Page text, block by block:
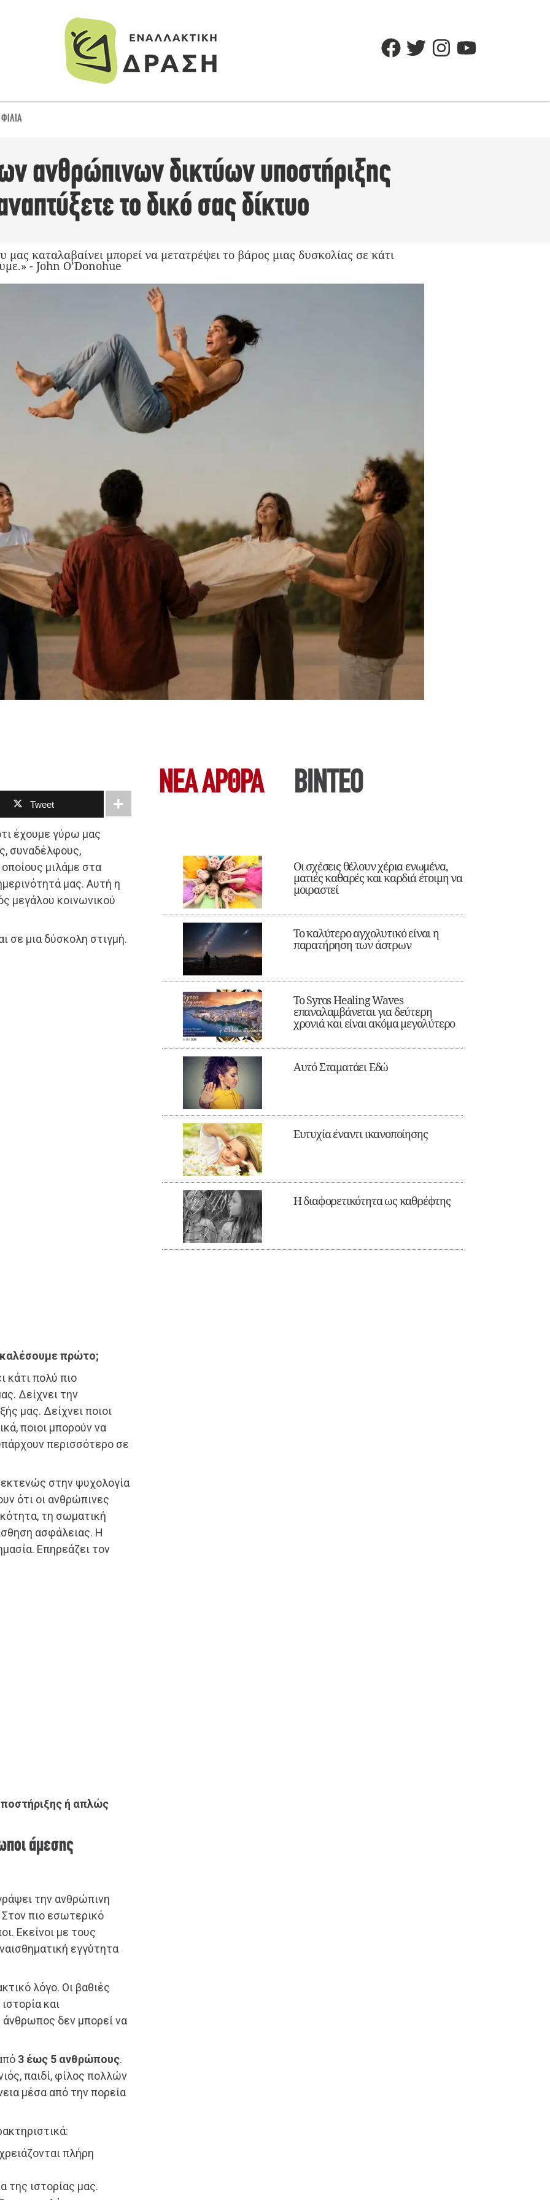
ΦΙΛΊΑ
ανθρώπινων δικτύων υποστήριξης
το δικό σας δίκτυο
καταλαβαίνει μπορεί να μετατρέψει το βάρος μιας δυσκολίας σε κάτι
- John O’Donohue
Tweet
έχουμε γύρω μας
συναδέλφους,
μιλάμε στα
μας. Αυτή η
μεγάλου κοινωνικού
σε μια δύσκολη στιγμή.
καλέσουμε πρώτο;
κάτι πολύ πιο
Δείχνει την
μας. Δείχνει ποιοι
ποιοι μπορούν να
περισσότερο σε
στην ψυχολογία
ότι οι ανθρώπινες
τη σωματική
ασφάλειας. Η
Επηρεάζει τον
ή απλώς
άμεσης
την ανθρώπινη
πιο εσωτερικό
Εκείνοι με τους
εγγύτητα
λόγο. Οι βαθιές
και
άνθρωπος δεν μπορεί να
3 έως 5 ανθρώπους.
παιδί, φίλος πολλών
μέσα από την πορεία
πλήρη
της ιστορίας μας.
ΝΕΑ ΆΡΘΡΑ ΒΙΝΤΕΟ
Οι σχέσεις θέλουν χέρια ενωμένα,
ματιές καθαρές και καρδιά έτοιμη να
μοιραστεί
Το καλύτερο αγχολυτικό είναι η
παρατήρηση των άστρων
Το Syros Healing Waves
επαναλαμβάνεται για δεύτερη
χρονιά και είναι ακόμα μεγαλύτερο
Αυτό Σταματάει Εδώ
Ευτυχία έναντι ικανοποίησης
Η διαφορετικότητα ως καθρέφτης